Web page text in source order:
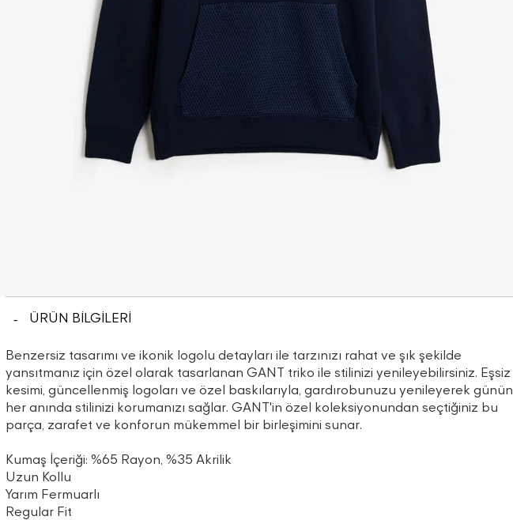
ÜRÜN BİLGİLERİ
Benzersiz tasarımı ve ikonik logolu detayları ile tarzınızı rahat ve şık şekilde
yansıtmanız için özel olarak tasarlanan GANT triko ile stilinizi yenileyebilirsiniz. Eşsiz
kesimi, güncellenmiş logoları ve özel baskılarıyla, gardırobunuzu yenileyerek günün
her anında stilinizi korumanızı sağlar. GANT'in özel koleksiyonundan seçtiğiniz bu
parça, zarafet ve konforun mükemmel bir birleşimini sunar.
Kumaş İçeriği: %65 Rayon, %35 Akrilik
Uzun Kollu
Yarım Fermuarlı
Regular Fit